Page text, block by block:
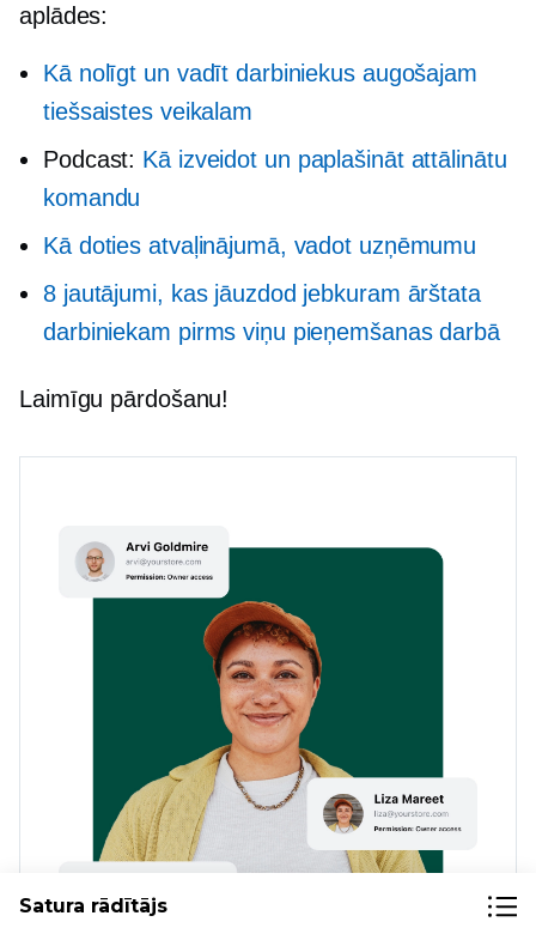
aplādes:
Kā nolīgt un vadīt darbiniekus augošajam
tiešsaistes veikalam
Podcast: Kā izveidot un paplašināt attālinātu
komandu
Kā doties atvaļinājumā, vadot uzņēmumu
8 jautājumi, kas jāuzdod jebkuram ārštata
darbiniekam pirms viņu pieņemšanas darbā
Laimīgu pārdošanu!
Satura rādītājs